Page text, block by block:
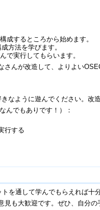
成するところから始めます。
方法を学びます。
で実行してもらいます。
んが改造して、よりよい
なように遊んでください。改
んでもありです！）：
行する
を通して学んでもらえれば十分
も大歓迎です。ぜひ、自分